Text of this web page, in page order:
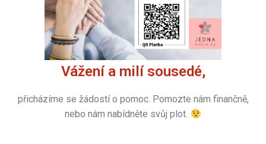
Vážení a milí sousedé,
přicházíme se žádostí o pomoc. Pomozte nám finančně,
nebo nám nabídněte svůj plot.